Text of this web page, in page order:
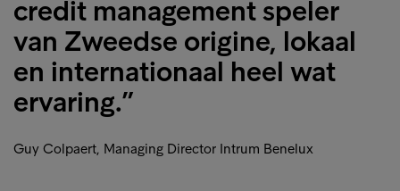
credit management speler
van Zweedse origine, lokaal
en internationaal heel wat
ervaring.”
Guy Colpaert, Managing Director Intrum Benelux